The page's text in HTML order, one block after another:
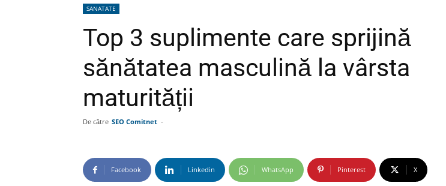
comunicate
SANATATE
Top 3 suplimente care sprijină
sănătatea masculină la vârsta
maturității
De către SEO Comitnet -
Facebook Linkedin WhatsApp Pinterest X